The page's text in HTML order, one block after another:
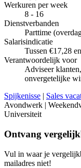
Werkuren per week
8 - 16
Dienstverbanden
Parttime
Salarisindicatie
Tussen €17,28
Verantwoordelijk voor
Adviseer
onvergetelijke
Spijkenisse | Sales
Avondwerk |
Universiteit
Ontvang
Vul in waar je
mailadres niet!